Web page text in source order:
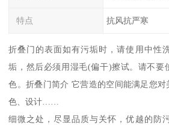
特点 抗风抗严寒
折叠门的表面如有污垢时，请使用中性
垢，然后必须用湿毛(偏干)擦试。请不要
色。折叠门简介 它营造的空间能满足您
色、设计……
细微之处，尽显品质与关怀，优越的防